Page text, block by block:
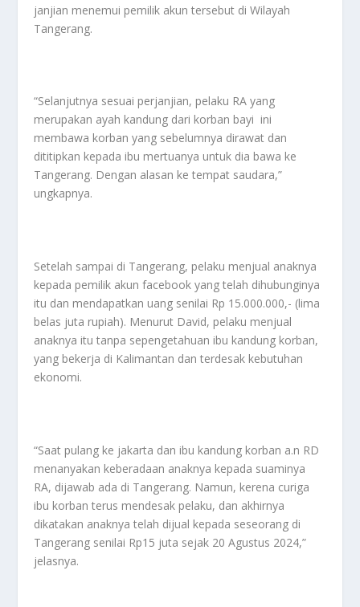
janjian menemui pemilik akun tersebut di Wilayah
Tangerang.
“Selanjutnya sesuai perjanjian, pelaku RA yang
merupakan ayah kandung dari korban bayi ini
membawa korban yang sebelumnya dirawat dan
dititipkan kepada ibu mertuanya untuk dia bawa ke
Tangerang. Dengan alasan ke tempat saudara,”
ungkapnya.
Setelah sampai di Tangerang, pelaku menjual anaknya
kepada pemilik akun facebook yang telah dihubunginya
itu dan mendapatkan uang senilai Rp 15.000.000,- (lima
belas juta rupiah). Menurut David, pelaku menjual
anaknya itu tanpa sepengetahuan ibu kandung korban,
yang bekerja di Kalimantan dan terdesak kebutuhan
ekonomi.
“Saat pulang ke jakarta dan ibu kandung korban a.n RD
menanyakan keberadaan anaknya kepada suaminya
RA, dijawab ada di Tangerang. Namun, kerena curiga
ibu korban terus mendesak pelaku, dan akhirnya
dikatakan anaknya telah dijual kepada seseorang di
Tangerang senilai Rp15 juta sejak 20 Agustus 2024,”
jelasnya.